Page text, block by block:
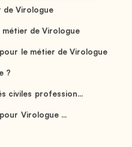
de Virologue
de Virologue
le métier de Virologue
?
civiles profession...
Virologue ...